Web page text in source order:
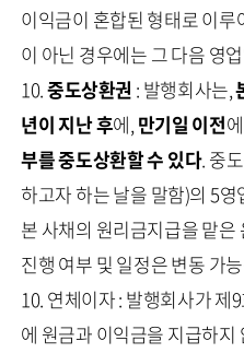
이익금이 혼합된 형태로 이
이 아닌 경우에는 그 다음 영
10.중도상환권 : 발행회사는,
년이 지난 후에, 만기일 이전
부를 중도상환할 수 있다. 중
하고자 하는 날을 말함)의 5
본 사채의 원리금지급을 맡
진행 여부 및 일정은 변동 가
10. 연체이자 : 발행회사가 제
에 원금과 이익금을 지급하지